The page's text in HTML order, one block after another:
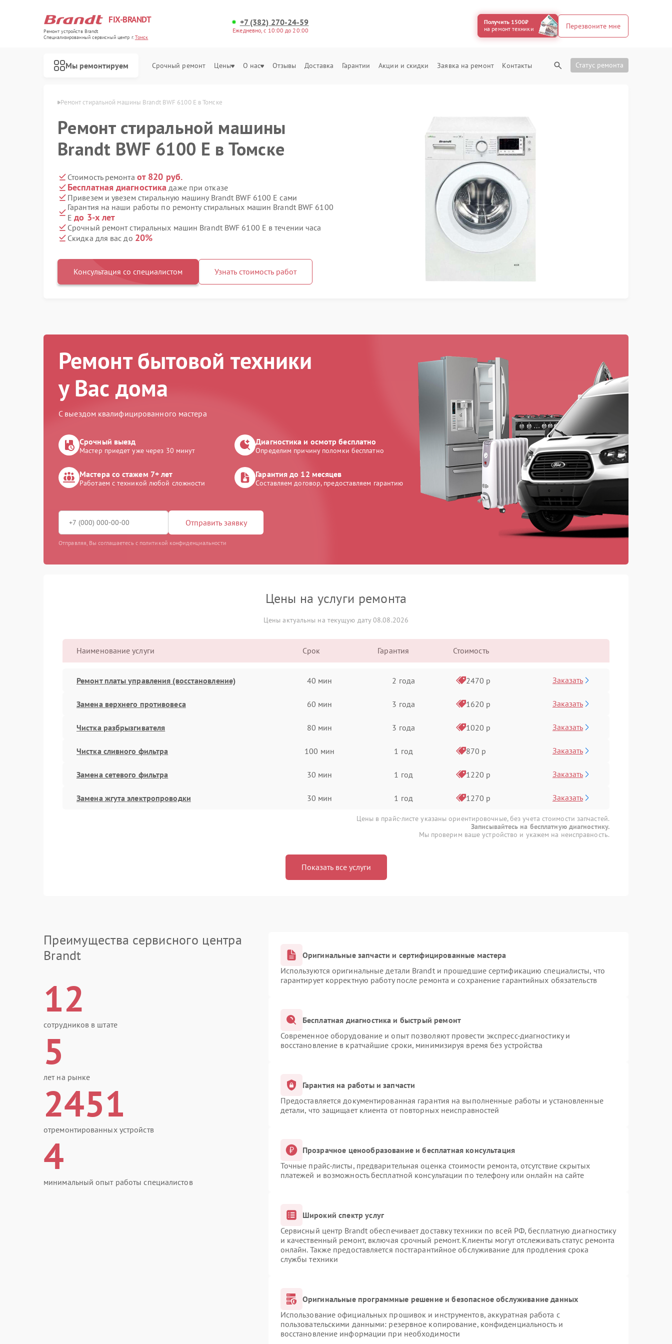
FIX-BRANDT
Ремонт устройств Brandt
Специализированный cервисный центр г.Томск
+7 (382) 270-24-59
Ежедневно, с 10:00 до 20:00
Получить 1500₽
на ремонт техники
Перезвоните мне
Мы ремонтируем Срочный ремонт Цены О нас Отзывы Доставка Гарантии Акции и скидки Заявка на ремонт Контакты Статус ремонта
Ремонт стиральной машины Brandt BWF 6100 E в Томске
Ремонт стиральной машины
Brandt BWF 6100 E в Томске
Стоимость ремонта от 820 руб.
Бесплатная диагностика даже при отказе
Привезем и увезем стиральную машину Brandt BWF 6100 E сами
Гарантия на наши работы по ремонту стиральных машин Brandt BWF 6100
Eдо 3-х лет
Срочный ремонт стиральных машин Brandt BWF 6100 E в течении часа
Скидка для вас до 20%
Консультация со специалистом Узнать стоимость работ
Ремонт бытовой техники
у Вас дома
С выездом квалифицированного мастера
Срочный выезд
Мастер приедет уже через 30 минут
Диагностика и осмотр бесплатно
Определим причину поломки бесплатно
Мастера со стажем 7+ лет
Работаем с техникой любой сложности
Гарантия до 12 месяцев
Составляем договор, предоставляем гарантию
Отправить заявку
Отправляя, Вы соглашаетесь с политикой конфиденциальности
Цены на услуги ремонта
Цены актуальны на текущую дату 08.08.2026
Наименование услуги Срок Гарантия Стоимость
Ремонт платы управления (восстановление) 40 мин 2 года 2470 р Заказать
Замена верхнего противовеса 60 мин 3 года 1620 р Заказать
Чистка разбрызгивателя 80 мин 3 года 1020 р Заказать
Чистка сливного фильтра 100 мин 1 год 870 р Заказать
Замена сетевого фильтра 30 мин 1 год 1220 р Заказать
Замена жгута электропроводки 30 мин 1 год 1270 р Заказать
Цены в прайс-листе указаны ориентировочные, без учета стоимости запчастей.
Записывайтесь на бесплатную диагностику.
Мы проверим ваше устройство и укажем на неисправность.
Показать все услуги
Преимущества сервисного центра
Brandt
12
сотрудников в штате
5
лет на рынке
2451
отремонтированных устройств
4
минимальный опыт работы специалистов
Оригинальные запчасти и сертифицированные мастера
Используются оригинальные детали Brandt и прошедшие сертификацию специалисты, что
гарантирует корректную работу после ремонта и сохранение гарантийных обязательств
Бесплатная диагностика и быстрый ремонт
Современное оборудование и опыт позволяют провести экспресс-диагностику и
восстановление в кратчайшие сроки, минимизируя время без устройства
Гарантия на работы и запчасти
Предоставляется документированная гарантия на выполненные работы и установленные
детали, что защищает клиента от повторных неисправностей
Прозрачное ценообразование и бесплатная консультация
Точные прайс-листы, предварительная оценка стоимости ремонта, отсутствие скрытых
платежей и возможность бесплатной консультации по телефону или онлайн на сайте
Широкий спектр услуг
Сервисный центр Brandt обеспечивает доставку техники по всей РФ, бесплатную диагностику
и качественный ремонт, включая срочный ремонт. Клиенты могут отслеживать статус ремонта
онлайн. Также предоставляется постгарантийное обслуживание для продления срока
службы техники
Оригинальные программные решение и безопасное обслуживание данных
Использование официальных прошивок и инструментов, аккуратная работа с
пользовательскими данными: резервное копирование, конфиденциальность и
восстановление информации при необходимости